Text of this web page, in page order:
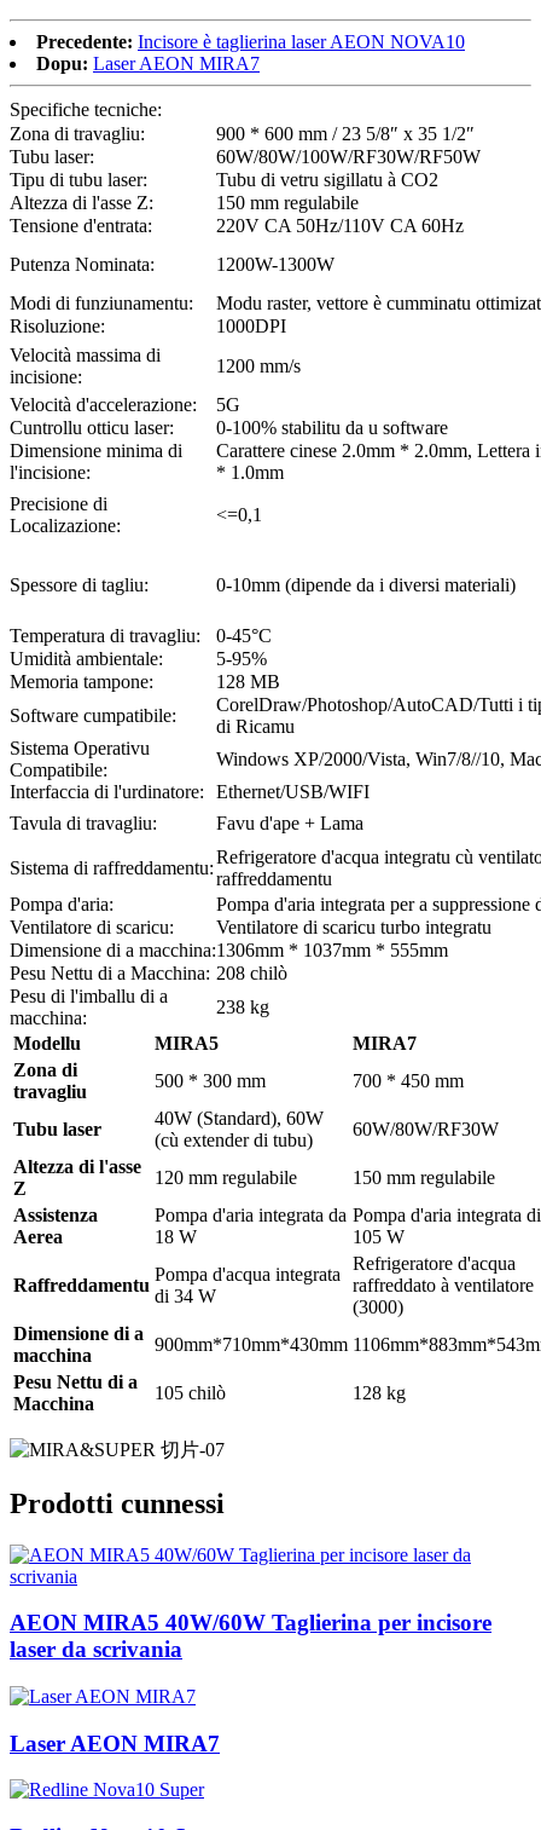
Precedente: Incisore è taglierina laser AEON NOVA10
Dopu: Laser AEON MIRA7
Specifiche tecniche:
Zona di travagliu:
900 * 600 mm / 23 5/8″ x 35 1/2″
Tubu laser:
60W/80W/100W/RF30W/RF50W
Tipu di tubu laser:
Tubu di vetru sigillatu à CO2
Altezza di l'asse Z:
150 mm regulabile
Tensione d'entrata:
220V CA 50Hz/110V CA 60Hz
Putenza Nominata:
1200W-1300W
Modi di funziunamentu:
Modu raster, vettore è cumminatu
Risoluzione:
1000DPI
Velocità massima di
incisione:
1200 mm/s
Velocità d'accelerazione:
5G
Cuntrollu otticu laser:
0-100% stabilitu da u software
Dimensione minima di
l'incisione:
Carattere cinese 2.0mm * 2.0mm, Lettera
* 1.0mm
Precisione di
Localizazione:
<=0,1
Spessore di tagliu: 0-10mm (dipende da i diversi materiali)
Temperatura di travagliu:
0-45°C
Umidità ambientale:
5-95%
Memoria tampone:
128 MB
Software cumpatibile:
CorelDraw/Photoshop/AutoCAD/Tutti i
di Ricamu
Sistema Operativu
Compatibile:
Windows XP/2000/Vista, Win7/8//10,
Interfaccia di l'urdinatore:
Ethernet/USB/WIFI
Tavula di travagliu:
Favu d'ape + Lama
Sistema di raffreddamentu:
Refrigeratore d'acqua integratu cù
raffreddamentu
Pompa d'aria:
Pompa d'aria integrata per a suppressione
Ventilatore di scaricu:
Ventilatore di scaricu turbo integratu
Dimensione di a macchina:1306mm * 1037mm * 555mm
Pesu Nettu di a Macchina: 208 chilò
Pesu di l'imballu di a
macchina:
238 kg
Modellu
MIRA5
MIRA7
Zona di
travagliu
500 * 300 mm 700 * 450 mm
Tubu laser
40W (Standard), 60W
(cù extender di tubu)
60W/80W/RF30W
Altezza di l'asse
Z
120 mm regulabile
150 mm regulabile
Assistenza
Aerea
Pompa d'aria integrata da
18 W
Pompa d'aria integrata di
105 W
Raffreddamentu
Pompa d'acqua integrata
di 34 W
Refrigeratore d'acqua
raffreddato à ventilatore
(3000)
Dimensione di a
macchina
900mm*710mm*430mm
Pesu Nettu di a
Macchina
105 chilò 128 kg
Prodotti cunnessi
AEON MIRA5 40W/60W Taglierina per incisore
laser da scrivania
Laser AEON MIRA7